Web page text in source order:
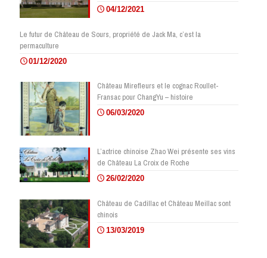
04/12/2021
Le futur de Château de Sours, propriété de Jack Ma, c’est la
permaculture
01/12/2020
Château Mirefleurs et le cognac Roullet-
Fransac pour ChangYu – histoire
06/03/2020
L’actrice chinoise Zhao Wei présente ses vins
de Château La Croix de Roche
26/02/2020
Château de Cadillac et Château Meillac sont
chinois
13/03/2019